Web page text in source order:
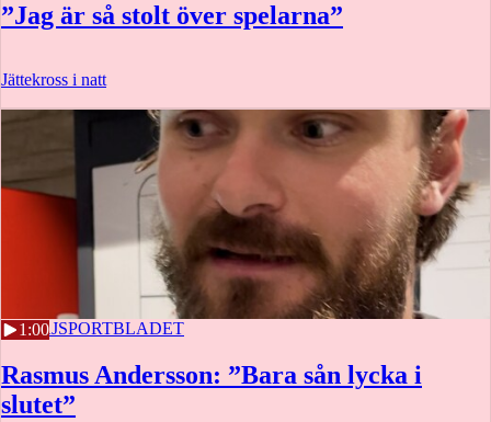
”Jag är så stolt över spelarna”
Jättekross i natt
1:00
27 MAJSPORTBLADET
Rasmus Andersson: ”Bara sån lycka i
slutet”